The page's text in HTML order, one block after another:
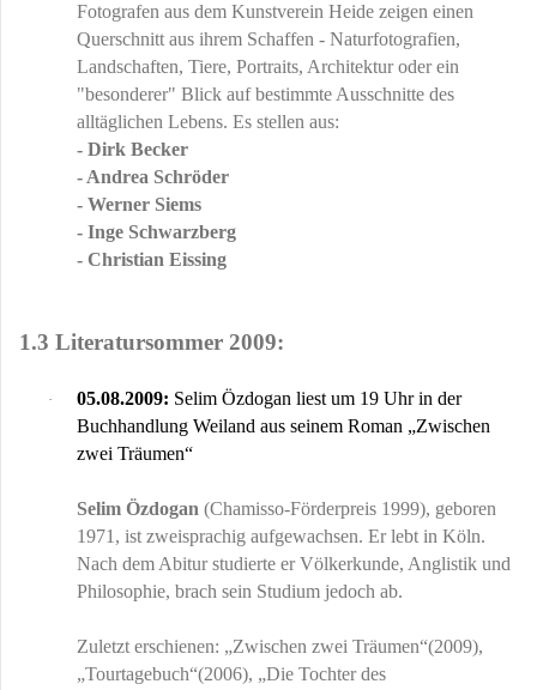
Fotografen aus dem Kunstverein Heide zeigen einen
Querschnitt aus ihrem Schaffen - Naturfotografien,
Landschaften, Tiere, Portraits, Architektur oder ein
"besonderer" Blick auf bestimmte Ausschnitte des
alltäglichen Lebens. Es stellen aus:
- Dirk Becker
- Andrea Schröder
- Werner Siems
- Inge Schwarzberg
- Christian Eissing
1.3 Literatursommer 2009:
· 05.08.2009: Selim Özdogan liest um 19 Uhr in der
Buchhandlung Weiland aus seinem Roman „Zwischen
zwei Träumen“
Selim Özdogan (Chamisso-Förderpreis 1999), geboren
1971, ist zweisprachig aufgewachsen. Er lebt in Köln.
Nach dem Abitur studierte er Völkerkunde, Anglistik und
Philosophie, brach sein Studium jedoch ab.
Zuletzt erschienen: „Zwischen zwei Träumen“(2009),
„Tourtagebuch“(2006), „Die Tochter des